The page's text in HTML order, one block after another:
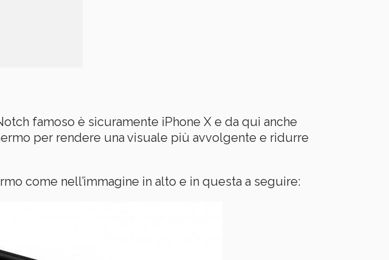
famoso è sicuramente iPhone X e da qui anche
per rendere una visuale più avvolgente e ridurre
come nell’immagine in alto e in questa a seguire: